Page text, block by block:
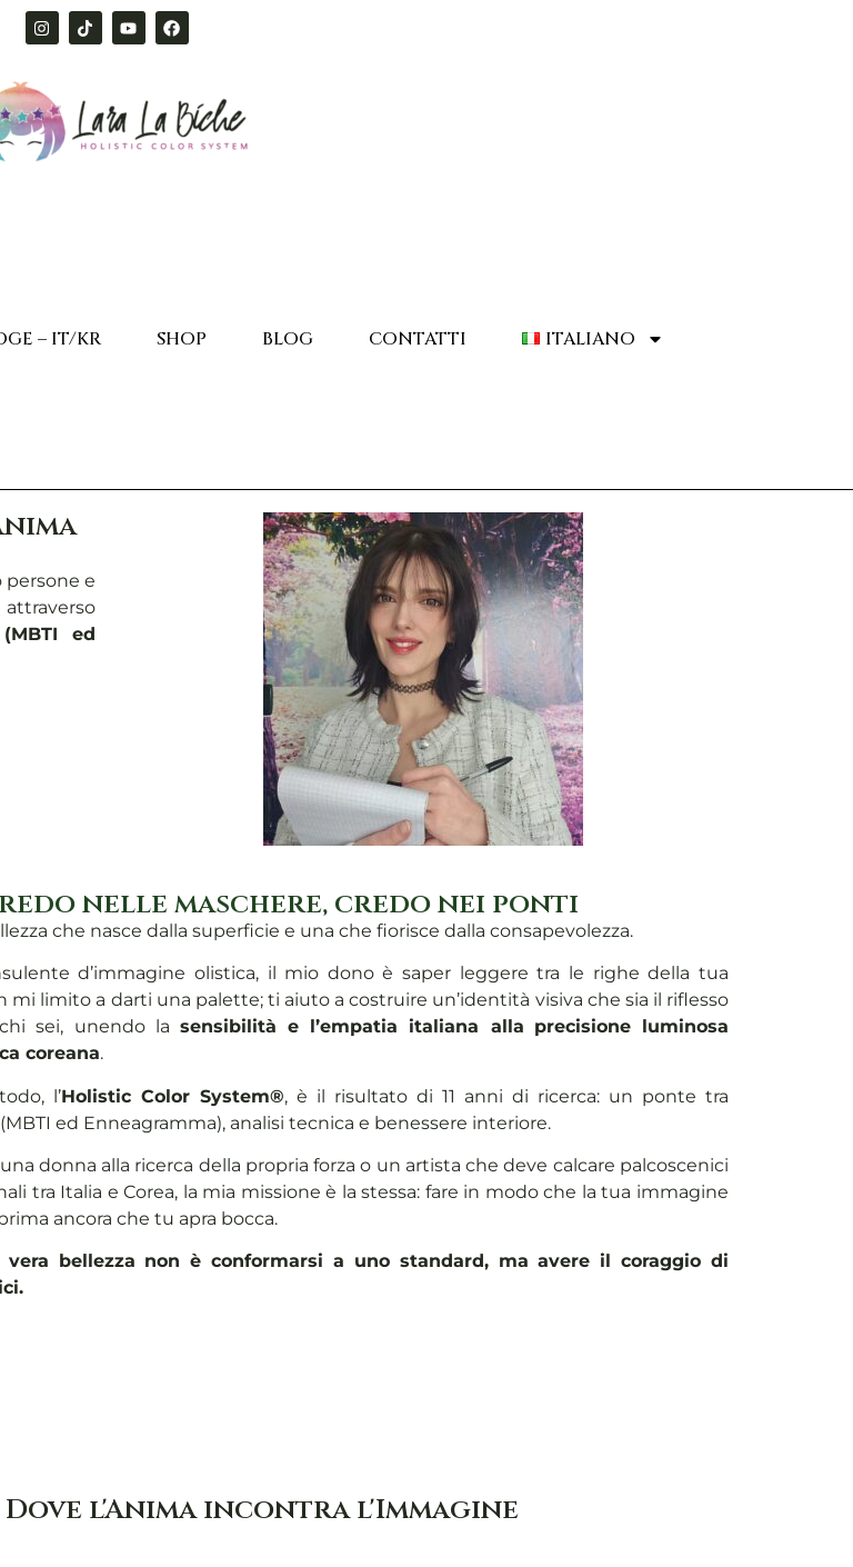
– IT/KR SHOP BLOG CONTATTI ITALIANO
persone e
ed
nelle maschere, credo nei ponti
che nasce dalla superficie e una che fiorisce dalla consapevolezza.
d’immagine olistica, il mio dono è saper leggere tra le righe della tua
mi limito a darti una palette; ti aiuto a costruire un’identità visiva che sia il riflesso
sei, unendo la sensibilità e l’empatia italiana alla precisione luminosa
coreana.
l’Holistic Color System®, è il risultato di 11 anni di ricerca: un ponte tra
ed Enneagramma), analisi tecnica e benessere interiore.
donna alla ricerca della propria forza o un artista che deve calcare palcoscenici
tra Italia e Corea, la mia missione è la stessa: fare in modo che la tua immagine
ancora che tu apra bocca.
vera bellezza non è conformarsi a uno standard, ma avere il coraggio di
l'Anima incontra l'Immagine